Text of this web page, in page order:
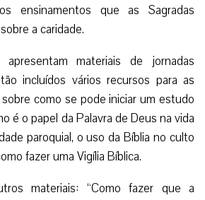
com reflexões de Dom Robert
da Arquidiocese de Los Angeles. Ali
duração de sete dias, nos quais o
bíblicas que revelam a Deus, que
ensinamentos que as Sagradas
a caridade.
materiais de jornadas
sobre como se pode iniciar um estudo